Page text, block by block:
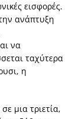
εισφορές.
ανάπτυξη
να
ταχύτερα
η
μια τριετία,